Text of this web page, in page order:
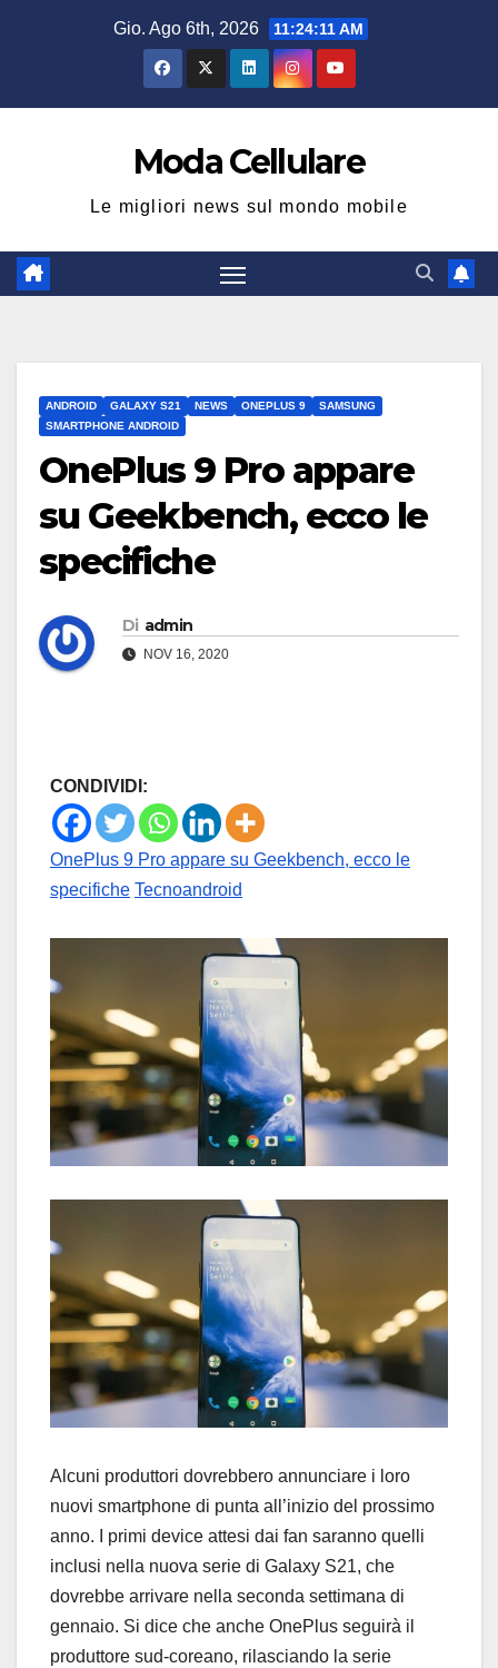
Gio. Ago 6th, 2026 11:24:12 AM
Moda Cellulare
Le migliori news sul mondo mobile
ANDROID GALAXY S21 NEWS ONEPLUS 9
SAMSUNG
SMARTPHONE ANDROID
OnePlus 9 Pro appare
su Geekbench, ecco le
specifiche
Di admin
NOV 16, 2020
CONDIVIDI:
OnePlus 9 Pro appare su Geekbench, ecco le
specifiche Tecnoandroid
Alcuni produttori dovrebbero annunciare i loro
nuovi smartphone di punta all’inizio del prossimo
anno. I primi device attesi dai fan saranno quelli
inclusi nella nuova serie di Galaxy S21, che
dovrebbe arrivare nella seconda settimana di
gennaio. Si dice che anche OnePlus seguirà il
produttore sud-coreano, rilasciando la serie